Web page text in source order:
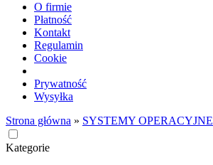
O firmie
Płatność
Kontakt
Regulamin
Cookie
Prywatność
Wysyłka
Strona główna » SYSTEMY OPERACYJNE
Kategorie